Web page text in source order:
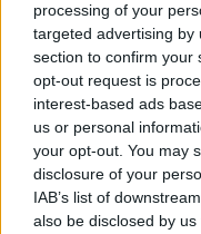
processing of your
targeted advertising by
section to confirm your
opt-out request is
interest-based ads
us or personal
your opt-out. You may
disclosure of your
IAB’s list of
also be disclosed by
que el conjunto
concursal" y su no
supondría "la
de cumplimiento de
advirtiendo que
directo" para estos.